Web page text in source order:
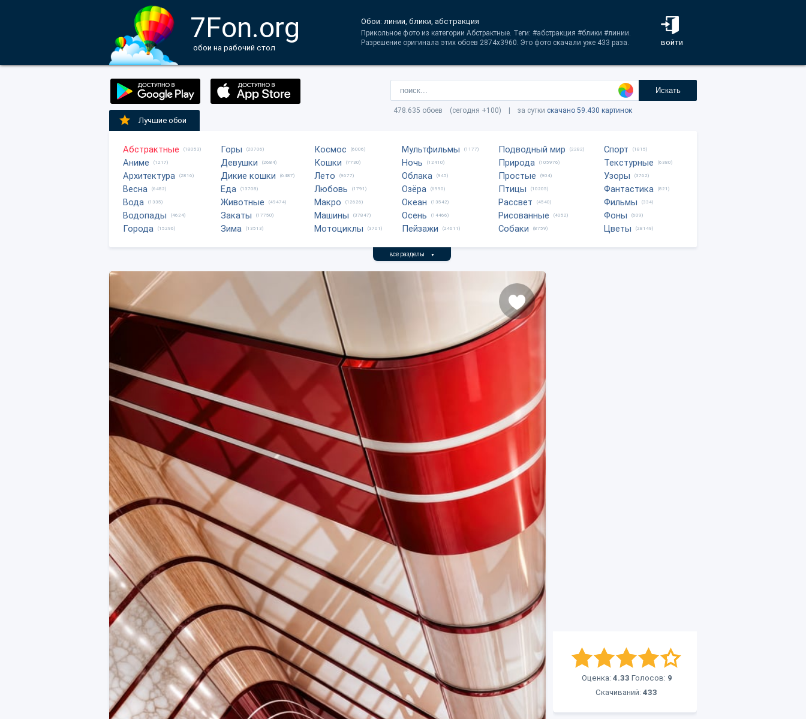
7Fon.org
обои на рабочий стол
войти
Обои: линии, блики, абстракция
Прикольное фото из категории Абстрактные. Теги: #абстракция #блики #линии.
Разрешение оригинала этих обоев 2874x3960. Это фото скачали уже 433 раза.
Искать
478.635 обоев (сегодня +100) | за сутки скачано 59.430 картинок
Лучшие обои
Абстрактные (18053)
Аниме (1217)
Архитектура (2816)
Весна (6482)
Вода (1335)
Водопады (4624)
Города (15296)
Горы (20706)
Девушки (2684)
Дикие кошки (6487)
Еда (13708)
Животные (49474)
Закаты (17750)
Зима (13513)
Космос (6006)
Кошки (7730)
Лето (9677)
Любовь (1791)
Макро (12626)
Машины (37847)
Мотоциклы (3701)
Мультфильмы (1177)
Ночь (12410)
Облака (945)
Озёра (6990)
Океан (13542)
Осень (14466)
Пейзажи (24611)
Подводный мир (2282)
Природа (105976)
Простые (904)
Птицы (10205)
Рассвет (4540)
Рисованные (4052)
Собаки (8759)
Спорт (1815)
Текстурные (6380)
Узоры (3762)
Фантастика (821)
Фильмы (334)
Фоны (609)
Цветы (28149)
все разделы ▼
Оценка: 4.33 Голосов: 9
Скачиваний: 433